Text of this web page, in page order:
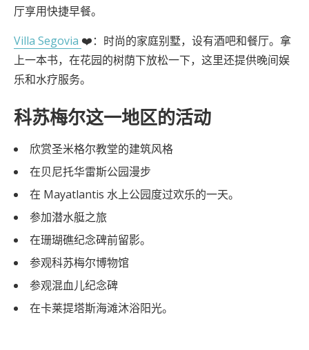
厅享用快捷早餐。
Villa Segovia ❤️：时尚的家庭别墅，设有酒吧和餐厅。拿
上一本书，在花园的树荫下放松一下，这里还提供晚间娱
乐和水疗服务。
科苏梅尔这一地区的活动
欣赏圣米格尔教堂的建筑风格
在贝尼托华雷斯公园漫步
在 Mayatlantis 水上公园度过欢乐的一天。
参加潜水艇之旅
在珊瑚礁纪念碑前留影。
参观科苏梅尔博物馆
参观混血儿纪念碑
在卡莱提塔斯海滩沐浴阳光。